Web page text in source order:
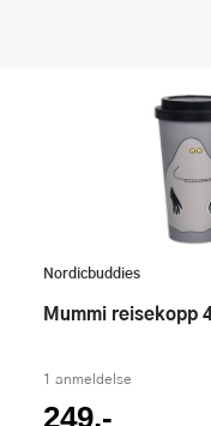
Nordicbuddies
Mummi
1 anmeldelse
249,-